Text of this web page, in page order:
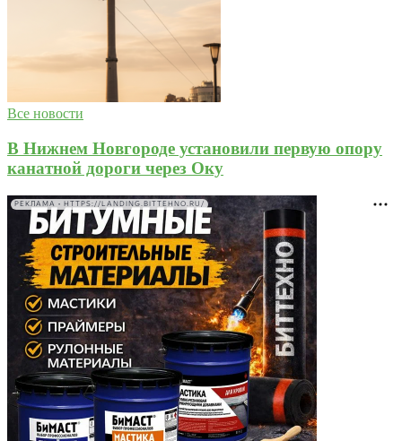
Все новости
В Нижнем Новгороде установили первую опору
канатной дороги через Оку
РЕКЛАМА • HTTPS://LANDING.BITTEHNO.RU/